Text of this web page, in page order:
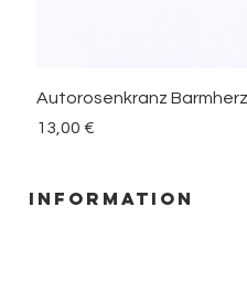
Autorosenkranz
Preis
13,00 €
information